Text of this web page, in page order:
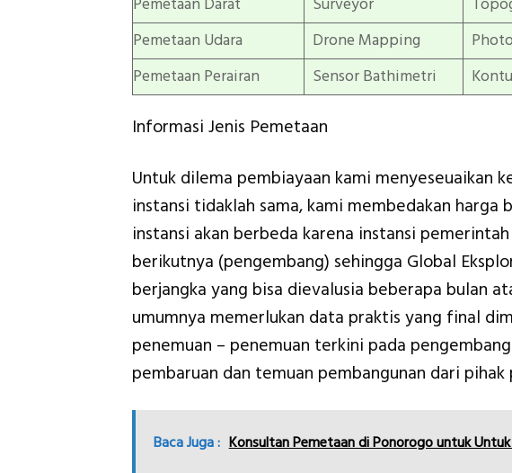
Pemetaan Darat
Surveyor
Pemetaan Udara
Drone Mapping
Pemetaan Perairan
Sensor Bathimetri
Informasi Jenis Pemetaan
Untuk dilema pembiayaan kami menyeseuaikan
instansi tidaklah sama, kami membedakan harga
instansi akan berbeda karena instansi
berikutnya (pengembang) sehingga Global
berjangka yang bisa dievalusia beberapa bulan
umumnya memerlukan data praktis yang final
penemuan – penemuan terkini pada
pembaruan dan temuan pembangunan dari pihak
Baca Juga : Konsultan Pemetaan di Ponorogo untuk